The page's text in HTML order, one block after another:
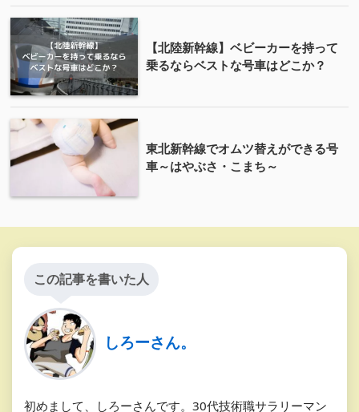
【北陸新幹線】ベビーカーを持って
乗るならベストな号車はどこか？
東北新幹線でオムツ替えができる号
車～はやぶさ・こまち～
この記事を書いた人
しろーさん。
初めまして、しろーさんです。30代技術職サラリーマン